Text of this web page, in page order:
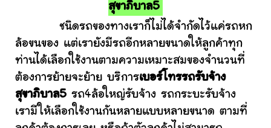
สุขาภิบาล5
ชนิดรถของทางเราก็ไม่ได้จำกัดไว้แค่รถหก
ล้อขนของ แต่เรายังมีรถอีกหลายขนาดให้ลูกค้าทุก
ท่านได้เลือกใช้งานตามความเหมาะสมของจำนวนที่
ต้องการย้ายจะย้าย บริการเบอร์โทรรถรับจ้าง
สุขาภิบาล5 รถ4ล้อใหญ่รับจ้าง รถกระบะรับจ้าง
เรามีให้เลือกใช้งานกันหลายแบบหลายขนาด ตามที่